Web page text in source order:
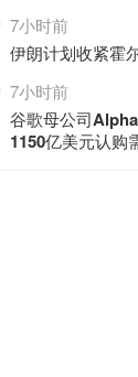
7小时前
伊朗计划收紧霍
7小时前
谷歌母公司
1150亿美元认购